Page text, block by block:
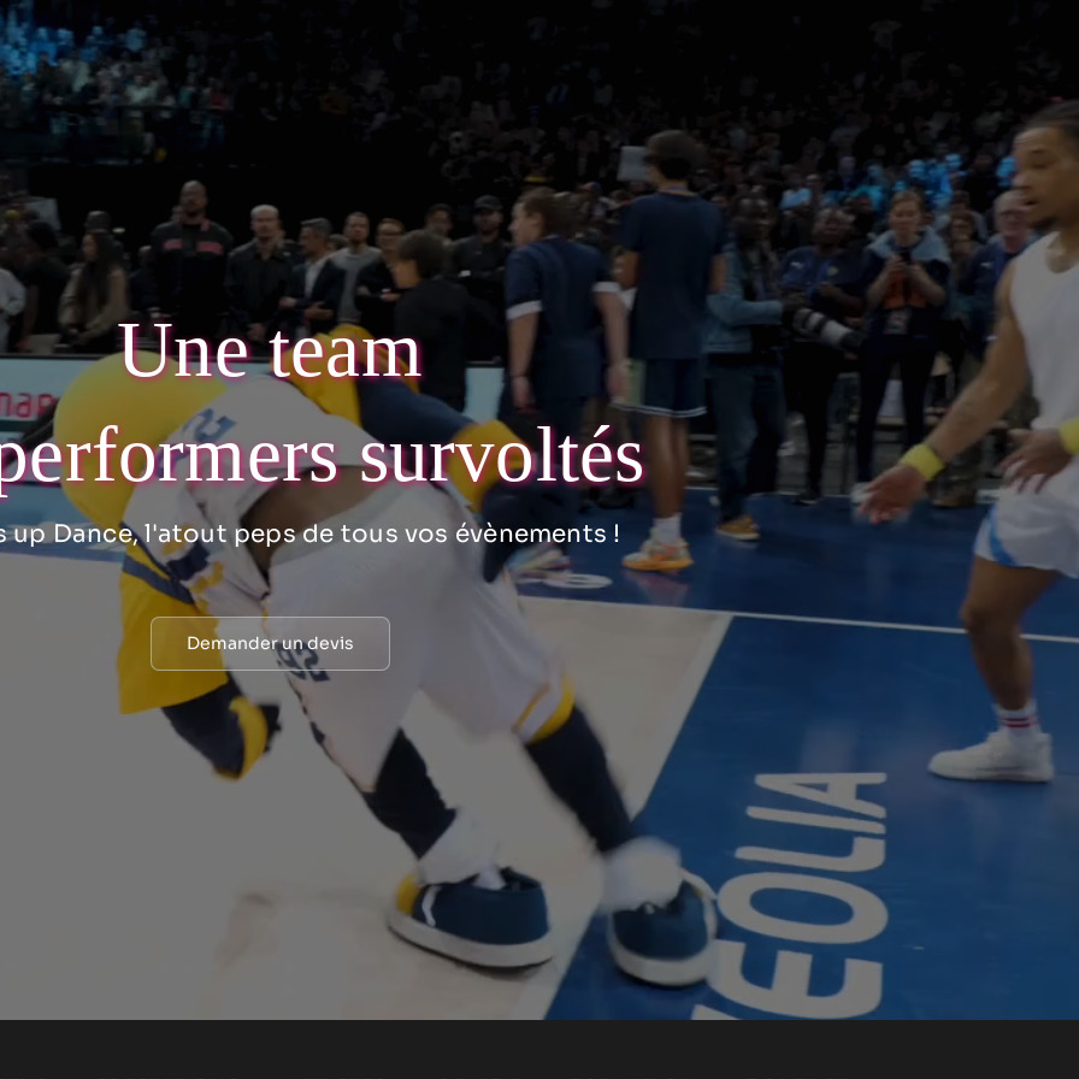
Une team
survoltés
up Dance, l'atout peps de tous vos évènements !
Demander un devis